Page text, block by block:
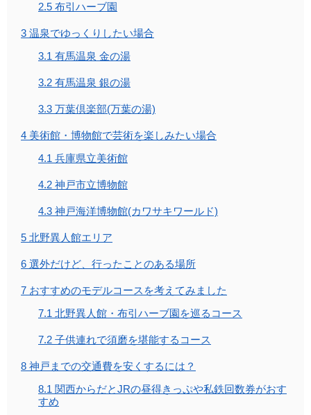
2.5 布引ハーブ園
3 温泉でゆっくりしたい場合
3.1 有馬温泉 金の湯
3.2 有馬温泉 銀の湯
3.3 万葉倶楽部(万葉の湯)
4 美術館・博物館で芸術を楽しみたい場合
4.1 兵庫県立美術館
4.2 神戸市立博物館
4.3 神戸海洋博物館(カワサキワールド)
5 北野異人館エリア
6 選外だけど、行ったことのある場所
7 おすすめのモデルコースを考えてみました
7.1 北野異人館・布引ハーブ園を巡るコース
7.2 子供連れで須磨を堪能するコース
8 神戸までの交通費を安くするには？
8.1 関西からだとJRの昼得きっぷや私鉄回数券がおす
すめ